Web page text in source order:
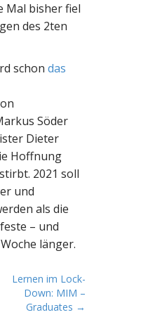
Mal bisher fiel
des 2ten
schon das
Söder
Dieter
Hoffnung
2021 soll
und
als die
– und
länger.
Lernen im Lock-
Down: MIM –
Graduates →